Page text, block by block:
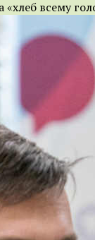
всему